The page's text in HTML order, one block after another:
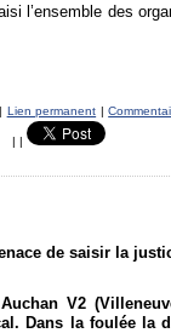
l’ensemble des
| Lien permanent |
| |
de saisir la
V2
Dans la foulée la